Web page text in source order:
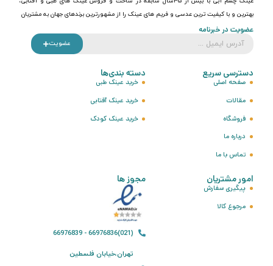
بهترین و با کیفیت ترین عدسی و فریم های عینک را از مشهورترین برندهای جهان به مشتریان
عضویت در خبرنامه
عضویت
دسترسی سریع
صفحه اصلی
مقالات
فروشگاه
درباره ما
تماس با ما
دسته بندی‌ها
خرید عینک طبی
خرید عینک آفتابی
خرید عینک کودک
امور مشتریان
پیگیری سفارش
مرجوع کالا
مجوز ها
(021)66976836 - 66976839
تهران،خیابان فلسطین